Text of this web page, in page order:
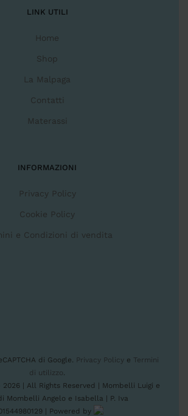
LINK UTILI
Home
Shop
La Malpaga
Contatti
Materassi
INFORMAZIONI
Privacy Policy
Cookie Policy
e Condizioni di vendita
di Google. Privacy Policy e Termini
di utilizzo.
2026 | All Rights Reserved | Mombelli Luigi e
Mombelli Angelo e Isabella | P. Iva
| Powered by